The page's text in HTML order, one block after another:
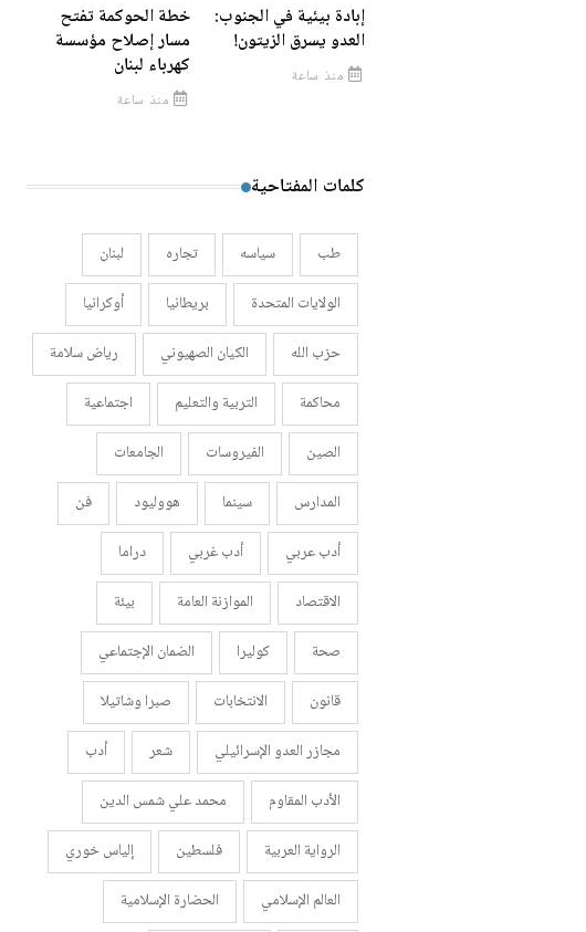
إبادة بيئية في الجنوب:
العدو يسرق الزيتون!
منذ ساعة
خطة الحوكمة تفتح
مسار إصلاح مؤسسة
كهرباء لبنان
منذ ساعة
كلمات المفتاحية
طب سياسه تجاره
لبنان
الولايات المتحدة
بريطانيا
أوكرانيا
حزب الله
الكيان الصهيوني
رياض سلامة
محاكمة
التربية والتعليم
اجتماعية
الصين
الفيروسات
الجامعات
المدارس
سينما هووليود
فن
أدب عربي
أدب غربي
دراما
الاقتصاد
الموازنة العامة
بيئة
صحة
كوليرا
الضمان الإجتماعي
قانون
الانتخابات
صبرا وشاتيلا
مجازر العدو الإسرائيلي
شعر
أدب
الأدب المقاوم
محمد علي شمس الدين
الرواية العربية
فلسطين
إلياس خوري
العالم الإسلامي
الحضارة الإسلامية